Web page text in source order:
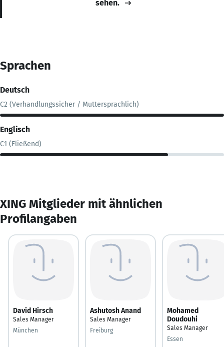
sehen.
Sprachen
Deutsch
C2 (Verhandlungssicher / Muttersprachlich)
Englisch
C1 (Fließend)
XING Mitglieder mit ähnlichen
Profilangaben
David Hirsch
Sales Manager
München
Ashutosh Anand
Sales Manager
Freiburg
Mohamed
Doudouhi
Sales Manager
Essen